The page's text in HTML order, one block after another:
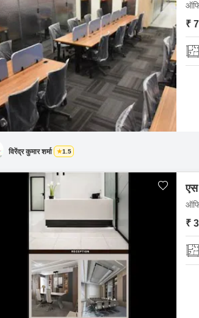
₹
विरेंद्र कुमार शर्मा 1.5
एस
₹